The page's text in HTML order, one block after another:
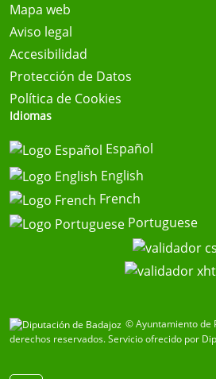
Mapa web
Aviso legal
Accesibilidad
Protección de Datos
Política de Cookies
Idiomas
Español
English
French
Portuguese
© Ayuntamiento de
derechos reservados.Servicio ofrecido por